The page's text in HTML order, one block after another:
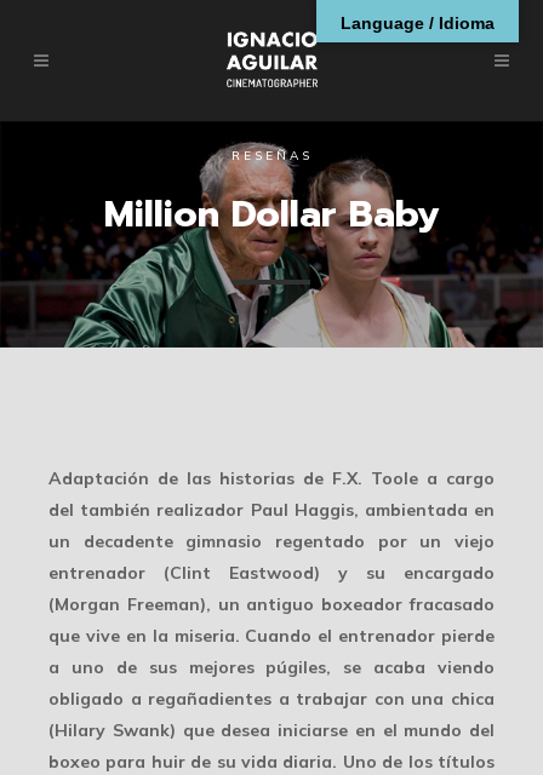
RESEÑAS
Million Dollar Baby
Adaptación de las historias de F.X. Toole a cargo
del también realizador Paul Haggis, ambientada en
un decadente gimnasio regentado por un viejo
entrenador (Clint Eastwood) y su encargado
(Morgan Freeman), un antiguo boxeador fracasado
que vive en la miseria. Cuando el entrenador pierde
a uno de sus mejores púgiles, se acaba viendo
obligado a regañadientes a trabajar con una chica
(Hilary Swank) que desea iniciarse en el mundo del
boxeo para huir de su vida diaria. Uno de los títulos
Language / Idioma